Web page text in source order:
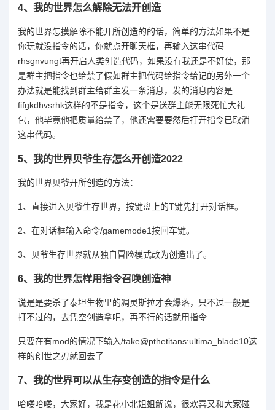
4、 我的世界怎么解除无法开创造
我的世界怎摸解除不能开所创造的的话，简单的方法如果不是
你玩就没指令的话，你就点开聊天框，再输入这串代码
rhsgnvungt再开启人类创造代码，如果没有我还是不好使，那
是群主把指令也给禁了假如群主把代码给指令给记的另外一个
办法就是能找到群主给群主发一条消息，发的消息内容是
fifgkdhvsrhk这样的不是指令，这个是送群主能无限死忙大礼
包，他毕竟他把质量给禁了，他还需要要然后打开指令已取消
这串代码。
5、 我的世界贝爷生存怎么开创造2022
我的世界贝爷开所创造的方法：
1、直接进入贝爷生存世界，按键盘上的T键先打开对话框。
2、在对话框输入命令/gamemode1按回车键。
3、贝爷生存世界就从独自冒险模式改为创造出了。
6、 我的世界怎样用指令召唤创造神
说是是要杀了泰坦生物里的凋灵斯拉才会爆落，只不过一般是
打不过的，去凭空创造拿吧，再不行的话就用指令
只要在有mod的情况下输入/take@pthetitans:ultima_blade10这
样的创世之刃就回去了
7、 我的世界可以从生存变创造的指令是什么
哈喽哈喽，大家好，我是花小北姐姐解说，很欢喜又和大家碰